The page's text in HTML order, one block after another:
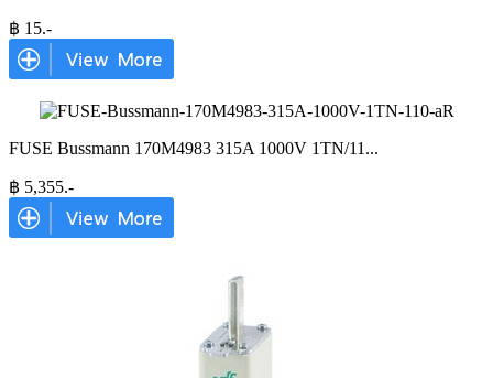
฿ 15.-
FUSE Bussmann 170M4983 315A 1000V 1TN/11 ...
฿ 5,355.-